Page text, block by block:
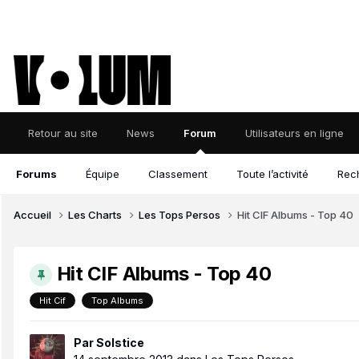
Retour au site News Forum
Forums Équipe Classement Toute l’activité
Utilisateurs en ligne
Accueil Les Charts Les Tops Persos Hit CIF Albums - Top 40
Hit CIF Albums - Top 40
Hit Cif Top Albums
ParSolstice